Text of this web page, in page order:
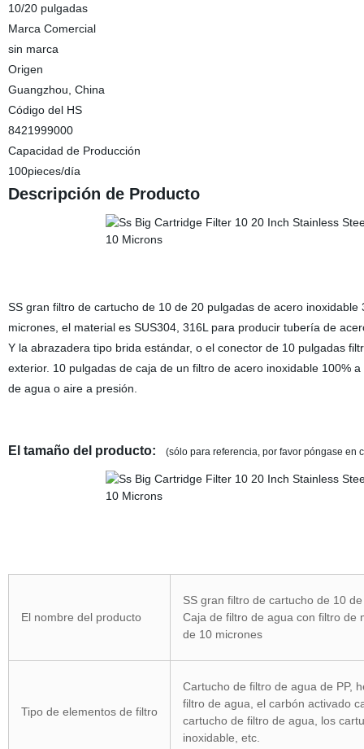
10/20 pulgadas
Marca Comercial
sin marca
Origen
Guangzhou, China
Código del HS
8421999000
Capacidad de Producción
100pieces/día
Descripción de Producto
SS gran filtro de cartucho de 10 de 20 pulgadas de acero
micrones, el material es SUS304, 316L para producir tubería de
Y la abrazadera tipo brida estándar, o el conector de 10 pulgadas
exterior. 10 pulgadas de caja de un filtro de acero inoxidable 100%
de agua o aire a presión.
El tamaño del producto: (sólo para referencia, por favor póngase en
El nombre del producto
SS gran filtro de cartucho de 10
Caja de filtro de agua con filtro de
de 10 micrones
Tipo de elementos de filtro
Cartucho de filtro de agua de PP,
filtro de agua, el carbón activado
cartucho de filtro de agua, los
inoxidable, etc.